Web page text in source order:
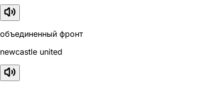
объединенный фронт
newcastle united